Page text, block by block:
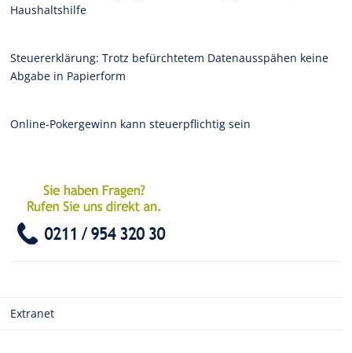
Haushaltshilfe
Steuererklärung: Trotz befürchtetem Datenausspähen keine
Abgabe in Papierform
Online-Pokergewinn kann steuerpflichtig sein
Extranet